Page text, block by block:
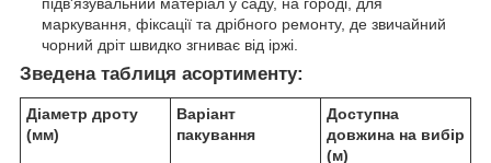
підв'язувальний матеріал у саду, на городі, для
маркування, фіксації та дрібного ремонту, де звичайний
чорний дріт швидко згниває від іржі.
Зведена таблиця асортименту:
Діаметр дроту
(мм)
Варіант
пакування
Доступна
довжина на вибір
(м)